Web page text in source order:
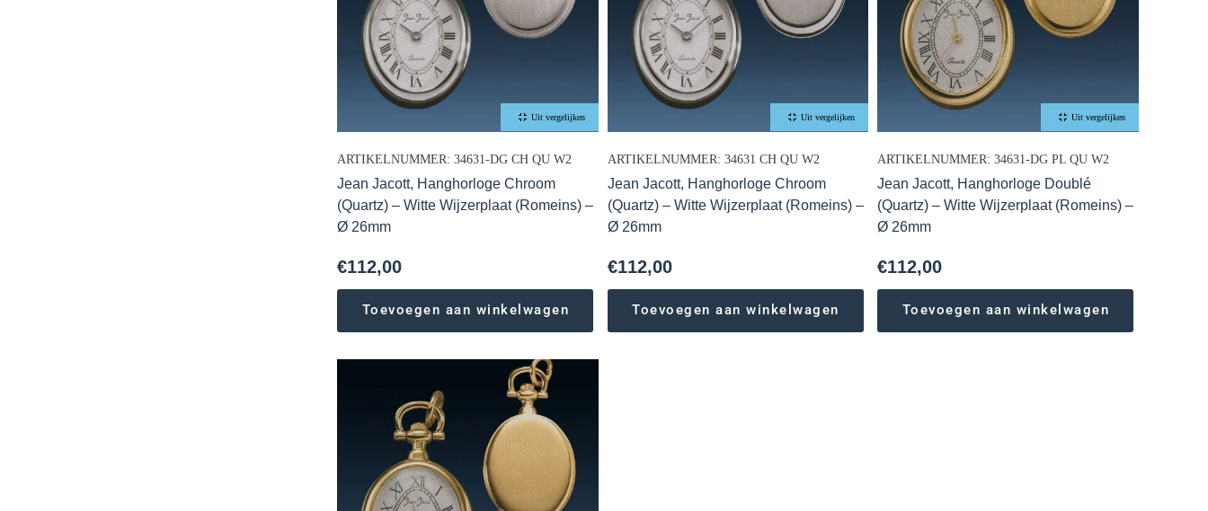
Uit vergelijken
ARTIKELNUMMER: 34631-DG CH QU W2
Jean Jacott, Hanghorloge Chroom
(Quartz) – Witte Wijzerplaat (Romeins) –
Ø 26mm
€112,00
Toevoegen aan winkelwagen
Uit vergelijken
ARTIKELNUMMER: 34631 CH QU W2
Jean Jacott, Hanghorloge Chroom
(Quartz) – Witte Wijzerplaat (Romeins) –
Ø 26mm
€112,00
Toevoegen aan winkelwagen
Uit vergelijken
ARTIKELNUMMER: 34631-DG PL QU W2
Jean Jacott, Hanghorloge Doublé
(Quartz) – Witte Wijzerplaat (Romeins) –
Ø 26mm
€112,00
Toevoegen aan winkelwagen